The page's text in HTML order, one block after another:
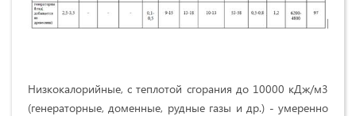
Низкокалорийные, с теплотой сгорания до 10000 кДж/м3
(генераторные, доменные, рудные газы и др.) - умеренно